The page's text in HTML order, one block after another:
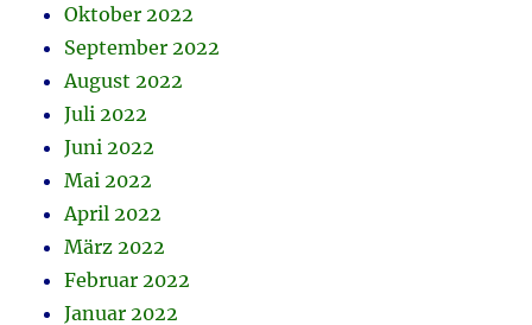
Oktober 2022
September 2022
August 2022
Juli 2022
Juni 2022
Mai 2022
April 2022
März 2022
Februar 2022
Januar 2022